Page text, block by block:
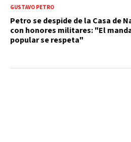
GUSTAVO PETRO
Petro se despide de la Casa de
con honores militares: "El
popular se respeta"